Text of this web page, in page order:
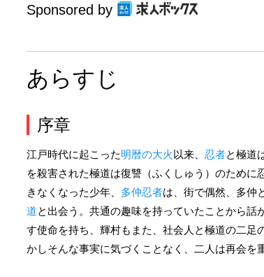
Sponsored by
あらすじ
序章
江戸時代に起こった明暦の大火 以来、 忍者と極道
を殺害された極道は復讐（ふくしゅう）のため
きなくなった少年、 多仲忍者は、街で偶然、多仲
道と出会う。共通の趣味を持っていたことから
す使命を持ち、輝村もまた、社会人と極道の二足
かしそんな事実に気づくことなく、二人は再会を